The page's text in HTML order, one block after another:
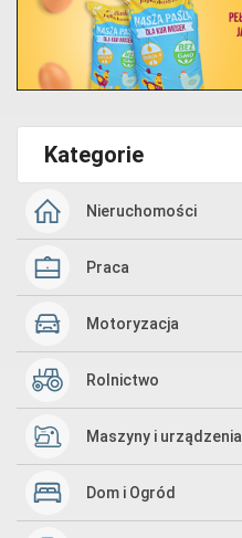
Kategorie
Nieruchomości
Praca
Motoryzacja
Rolnictwo
Maszyny i urządzenia
Dom i Ogród